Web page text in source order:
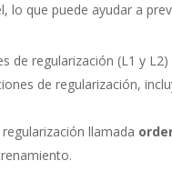
lo que puede ayudar a
de regularización (L1 y
de regularización,
llamada